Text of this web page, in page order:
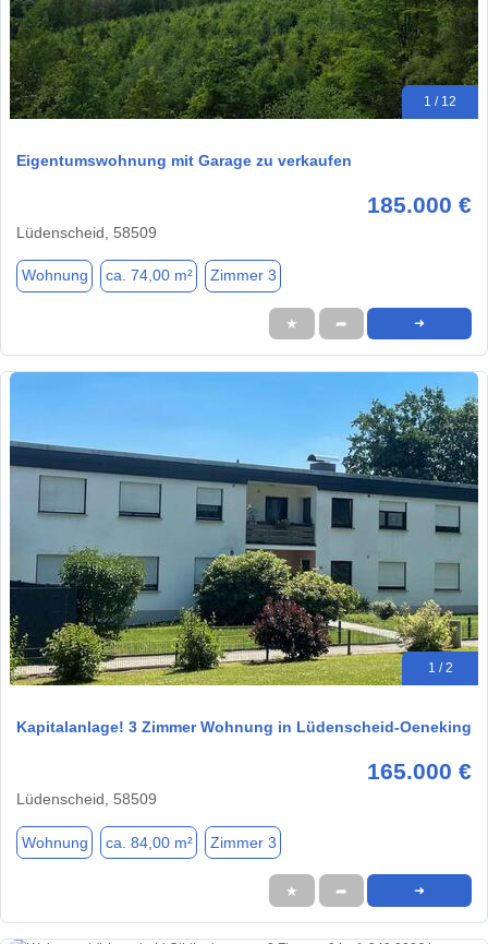
1 / 12
Eigentumswohnung mit Garage zu verkaufen
185.000 €
Lüdenscheid, 58509
Wohnung ca. 74,00 m² Zimmer 3
★ ➦ ➜
1 / 2
Kapitalanlage! 3 Zimmer Wohnung in Lüdenscheid-Oeneking
165.000 €
Lüdenscheid, 58509
Wohnung ca. 84,00 m² Zimmer 3
★ ➦ ➜